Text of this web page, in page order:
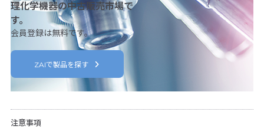
理化学機器の中古販売市場で
す。
会員登録は無料です。
ZAIで製品を探す
注意事項